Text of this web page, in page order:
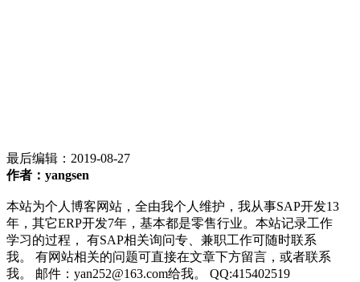
最后编辑： 2019-08-27
作者：yangsen
本站为个人博客网站，全由我个人维护，我从事SAP开发13
年，其它ERP开发7年，基本都是零售行业。本站记录工作
学习的过程， 有SAP相关询问专、兼职工作可随时联系
我。 有网站相关的问题可直接在文章下方留言，或者联系
我。 邮件：yan252@163.com给我。 QQ:415402519